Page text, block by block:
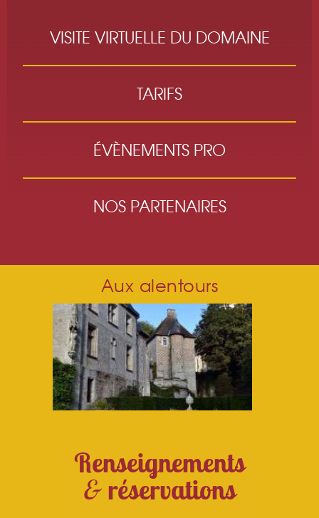
VISITE VIRTUELLE DU DOMAINE
TARIFS
ÉVÈNEMENTS PRO
NOS PARTENAIRES
Aux alentours
Renseignements
&réservations